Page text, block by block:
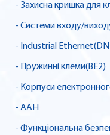
- Захисна кришка для
- Системи входу/
- Industrial
- Пружинні клеми(BE2)
- Корпуси
- AAH
- Функціональна